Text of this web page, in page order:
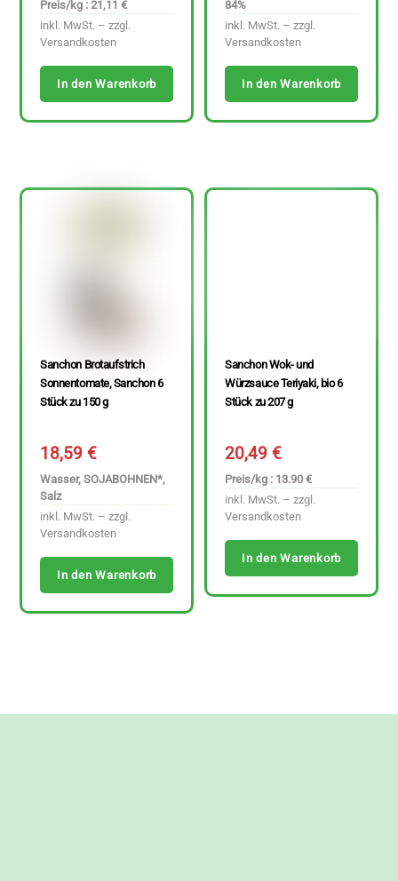
Preis/kg : 21,11 €
inkl. MwSt. – zzgl.
Versandkosten
In den Warenkorb
84%
inkl. MwSt. – zzgl.
Versandkosten
In den Warenkorb
Sanchon Brotaufstrich
Sonnentomate, Sanchon 6
Stück zu 150 g
18,59€
Wasser, SOJABOHNEN*,
Salz
inkl. MwSt. – zzgl.
Versandkosten
In den Warenkorb
Sanchon Wok- und
Würzsauce Teriyaki, bio 6
Stück zu 207 g
20,49€
Preis/kg : 13.90 €
inkl. MwSt. – zzgl.
Versandkosten
In den Warenkorb